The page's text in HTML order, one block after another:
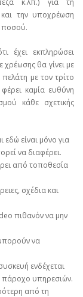
κ.λπ.) για τη
την υποχρέωση
ποσού.
έχει εκπληρώσει
χρέωσης θα γίνει με
με τον τρίτο
καμία ευθύνη
κάθε σχετικής
είναι μόνο για
να διαφέρει.
από τοποθεσία
σχέδια και
πιθανόν να μην
να
ενδέχεται
πάροχο υπηρεσιών.
από τη